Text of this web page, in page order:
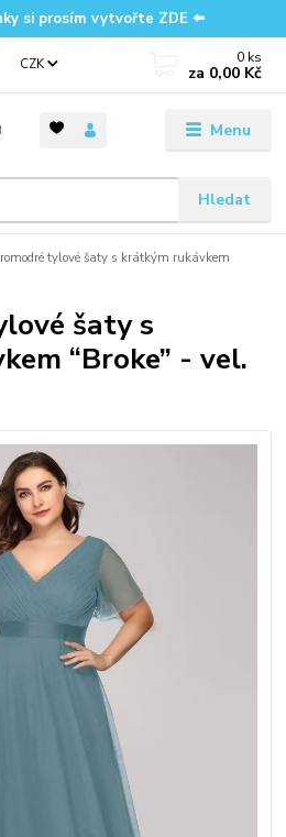
si prosím vytvořte ZDE ⬅️
Menu
CZK
Hledat
0 ks
za 0,00 Kč
tylové šaty s krátkým rukávkem
šaty s
“Broke” - vel.